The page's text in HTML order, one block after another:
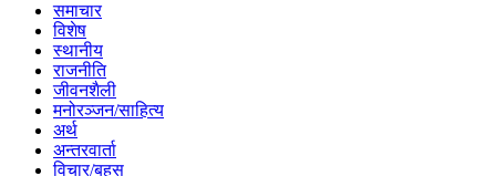
समाचार
विशेष
स्थानीय
राजनीति
जीवनशैली
मनोरञ्जन/साहित्य
अर्थ
अन्तरवार्ता
विचार/बहस